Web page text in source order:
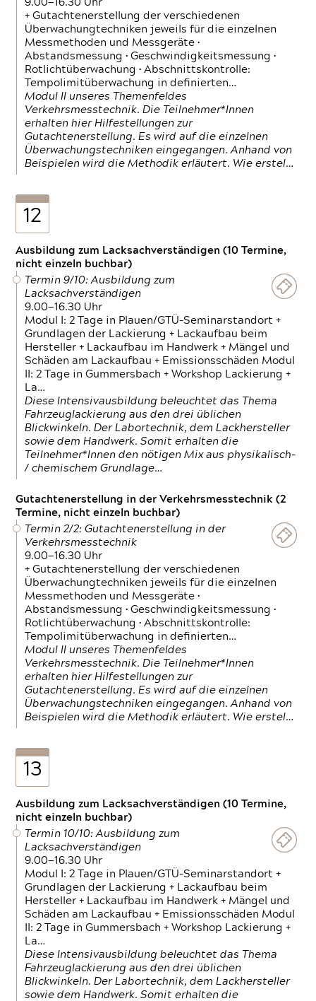
9.00—16.30 Uhr
+ Gutachtenerstellung der verschiedenen
Überwachungtechniken jeweils für die einzelnen
Messmethoden und Messgeräte •
Abstandsmessung • Geschwindigkeitsmessung •
Rotlichtüberwachung • Abschnittskontrolle:
Tempolimitüberwachung in definierten…
Modul II unseres Themenfeldes
Verkehrsmesstechnik. Die Teilnehmer*Innen
erhalten hier Hilfestellungen zur
Gutachtenerstellung. Es wird auf die einzelnen
Überwachungstechniken eingegangen. Anhand von
Beispielen wird die Methodik erläutert. Wie erstel…
12
Ausbildung zum Lacksachverständigen (10 Termine,
nicht einzeln buchbar)
Termin 9/10: Ausbildung zum
Lacksachverständigen
9.00—16.30 Uhr
Modul I: 2 Tage in Plauen/GTÜ-Seminarstandort +
Grundlagen der Lackierung + Lackaufbau beim
Hersteller + Lackaufbau im Handwerk + Mängel und
Schäden am Lackaufbau + Emissionsschäden Modul
II: 2 Tage in Gummersbach + Workshop Lackierung +
La…
Diese Intensivausbildung beleuchtet das Thema
Fahrzeuglackierung aus den drei üblichen
Blickwinkeln. Der Labortechnik, dem Lackhersteller
sowie dem Handwerk. Somit erhalten die
Teilnehmer*Innen den nötigen Mix aus physikalisch-
/ chemischem Grundlage…
Gutachtenerstellung in der Verkehrsmesstechnik (2
Termine, nicht einzeln buchbar)
Termin 2/2: Gutachtenerstellung in der
Verkehrsmesstechnik
9.00—16.30 Uhr
+ Gutachtenerstellung der verschiedenen
Überwachungtechniken jeweils für die einzelnen
Messmethoden und Messgeräte •
Abstandsmessung • Geschwindigkeitsmessung •
Rotlichtüberwachung • Abschnittskontrolle:
Tempolimitüberwachung in definierten…
Modul II unseres Themenfeldes
Verkehrsmesstechnik. Die Teilnehmer*Innen
erhalten hier Hilfestellungen zur
Gutachtenerstellung. Es wird auf die einzelnen
Überwachungstechniken eingegangen. Anhand von
Beispielen wird die Methodik erläutert. Wie erstel…
13
Ausbildung zum Lacksachverständigen (10 Termine,
nicht einzeln buchbar)
Termin 10/10: Ausbildung zum
Lacksachverständigen
9.00—16.30 Uhr
Modul I: 2 Tage in Plauen/GTÜ-Seminarstandort +
Grundlagen der Lackierung + Lackaufbau beim
Hersteller + Lackaufbau im Handwerk + Mängel und
Schäden am Lackaufbau + Emissionsschäden Modul
II: 2 Tage in Gummersbach + Workshop Lackierung +
La…
Diese Intensivausbildung beleuchtet das Thema
Fahrzeuglackierung aus den drei üblichen
Blickwinkeln. Der Labortechnik, dem Lackhersteller
sowie dem Handwerk. Somit erhalten die